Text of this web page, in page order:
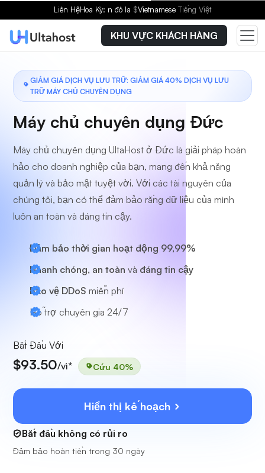
Liên HệHoa Kỳ: n đô la $Vietnamese Tiếng Việt
KHU VỰC KHÁCH HÀNG
GIẢM GIÁ DỊCH VỤ LƯU TRỮ: GIẢM GIÁ 40% DỊCH VỤ LƯU
TRỮ MÁY CHỦ CHUYÊN DỤNG
Máy chủ chuyên dụng Đức
Máy chủ chuyên dụng UltaHost ở Đức là giải pháp hoàn
hảo cho doanh nghiệp của bạn, mang đến khả năng
quản lý và bảo mật tuyệt vời. Với các tài nguyên của
chúng tôi, bạn có thể đảm bảo rằng dữ liệu của mình
luôn an toàn và đáng tin cậy.
Đảm bảo thời gian hoạt động 99,99%
Nhanh chóng, an toàn và đáng tin cậy
Bảo vệ DDoS miễn phí
Hỗ trợ chuyên gia 24/7
Bắt Đầu Với
$93.50/vì* Cứu 40%
Hiển thị kế hoạch
Bắt đầu không có rủi ro
Đảm bảo hoàn tiền trong 30 ngày